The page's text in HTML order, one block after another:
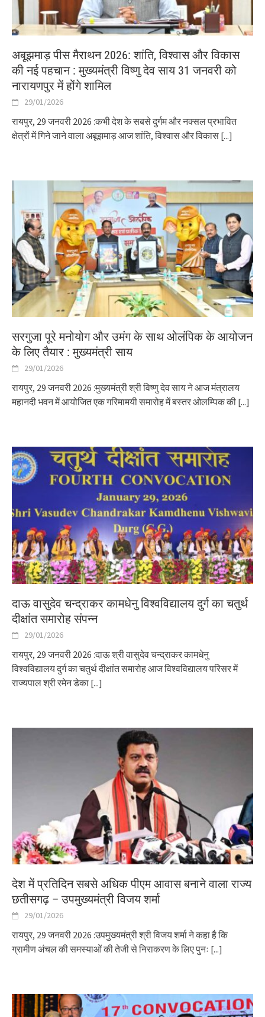
अबूझमाड़ पीस मैराथन 2026: शांति, विश्वास और विकास
की नई पहचान : मुख्यमंत्री विष्णु देव साय 31 जनवरी को
नारायणपुर में होंगे शामिल
29/01/2026
रायपुर, 29 जनवरी 2026 :कभी देश के सबसे दुर्गम और नक्सल प्रभावित
क्षेत्रों में गिने जाने वाला अबूझमाड़ आज शांति, विश्वास और विकास [...]
सरगुजा पूरे मनोयोग और उमंग के साथ ओलंपिक के आयोजन
के लिए तैयार : मुख्यमंत्री साय
29/01/2026
रायपुर, 29 जनवरी 2026 :मुख्यमंत्री श्री विष्णु देव साय ने आज मंत्रालय
महानदी भवन में आयोजित एक गरिमामयी समारोह में बस्तर ओलम्पिक की [...]
दाऊ वासुदेव चन्द्राकर कामधेनु विश्वविद्यालय दुर्ग का चतुर्थ
दीक्षांत समारोह संपन्न
29/01/2026
रायपुर, 29 जनवरी 2026 :दाऊ श्री वासुदेव चन्द्राकर कामधेनु
विश्वविद्यालय दुर्ग का चतुर्थ दीक्षांत समारोह आज विश्वविद्यालय परिसर में
राज्यपाल श्री रमेन डेका [...]
देश में प्रतिदिन सबसे अधिक पीएम आवास बनाने वाला राज्य
छतीसगढ़ – उपमुख्यमंत्री विजय शर्मा
29/01/2026
रायपुर, 29 जनवरी 2026 :उपमुख्यमंत्री श्री विजय शर्मा ने कहा है कि
ग्रामीण अंचल की समस्याओं की तेजी से निराकरण के लिए पुनः [...]